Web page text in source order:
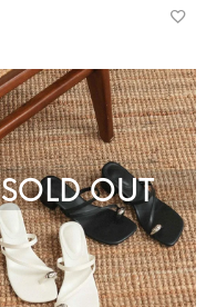
SOLD OUT